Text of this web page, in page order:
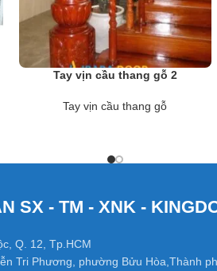
Tay vịn cầu thang gỗ 2
Tay vịn cầu thang gỗ
SX - TM - XNK -
Q. 12, Tp.HCM
Tri Phương, phường Bửu Hòa,Thành